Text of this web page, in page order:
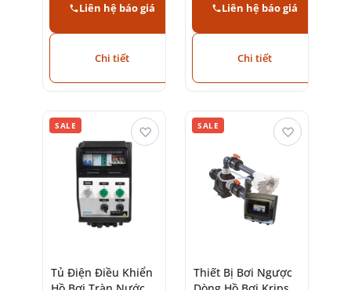
Liên hệ báo giá
Chi tiết
Liên hệ báo giá
Chi tiết
SALE
Tủ Điện Điều Khiển
♡ SALE
Thiết Bị Bơi Ngược
♡